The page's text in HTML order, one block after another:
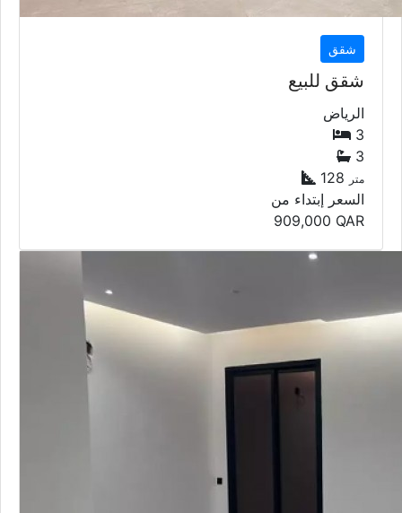
شقق
شقق للبيع
الرياض
3
3
128 متر
السعر إبتداء من
909,000 QAR